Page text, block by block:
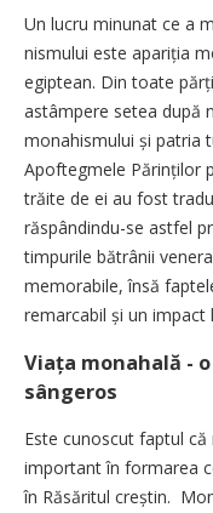
Un lucru minunat ce a
nis­mului este apariția
egiptean. Din toate
astâmpere setea după
monahismului și patria
Apoftegmele Părinților
trăite de ei au fost
răspândindu-se astfel
timpurile bătrânii
memorabile, însă
remarcabil și un
Viața monahală -
sângeros
Este cunoscut faptul
important în formarea
în Răsăritul creștin.